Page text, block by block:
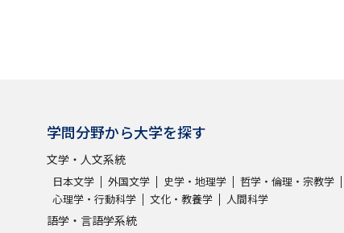
学問分野から大学を探す
文学・人文系統
日本文学 外国文学 史学・地理学
哲学・倫理・宗教学
心理学・行動科学
文化・教養学 人間科学
語学・言語学系統